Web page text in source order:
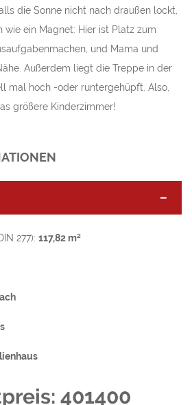
die Sonne nicht nach draußen lockt,
wie ein Magnet: Hier ist Platz zum
und Mama und
Außerdem liegt die Treppe in der
mal hoch -oder runtergehüpft. Also,
größere Kinderzimmer!
277): 117,82 m²
401400